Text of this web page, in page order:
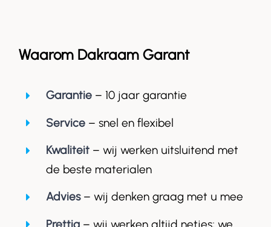
Waarom Dakraam Garant
Garantie– 10 jaar garantie
Service – snel en flexibel
Kwaliteit– wij werken uitsluitend met
de beste materialen
Advies– wij denken graag met u mee
Prettig– wij werken altijd netjes; we